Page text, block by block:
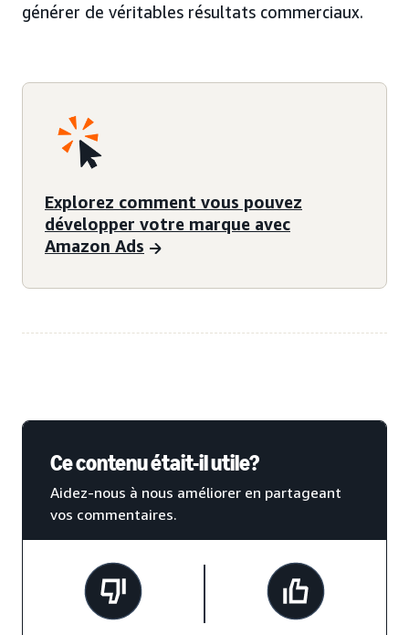
générer de véritables résultats commerciaux.
Explorez comment vous pouvez
développer votre marque avec
Amazon Ads
Ce contenu était-il utile?
Aidez-nous à nous améliorer en partageant
vos commentaires.